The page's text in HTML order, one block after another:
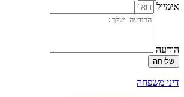
אימייל
הודעה
שליחה
דיני משפחה